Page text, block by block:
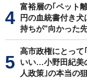
富裕層の｢ペット
円の血統書付き
持ちが"向かった
高市政権にとって
いい…小野田紀美
人政策｣の本当の